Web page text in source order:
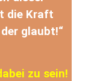
die Kraft
glaubt!“
zu sein!